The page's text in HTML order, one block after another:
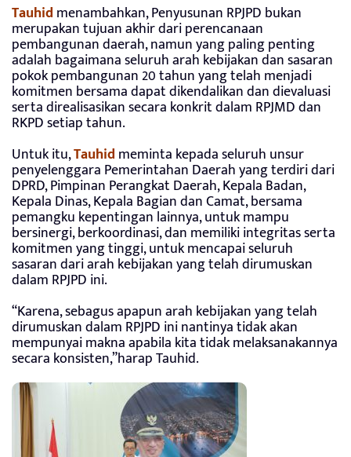
Tauhid menambahkan, Penyusunan RPJPD bukan
merupakan tujuan akhir dari perencanaan
pembangunan daerah, namun yang paling penting
adalah bagaimana seluruh arah kebijakan dan sasaran
pokok pembangunan 20 tahun yang telah menjadi
komitmen bersama dapat dikendalikan dan dievaluasi
serta direalisasikan secara konkrit dalam RPJMD dan
RKPD setiap tahun.
Untuk itu,Tauhid meminta kepada seluruh unsur
penyelenggara Pemerintahan Daerah yang terdiri dari
DPRD, Pimpinan Perangkat Daerah, Kepala Badan,
Kepala Dinas, Kepala Bagian dan Camat, bersama
pemangku kepentingan lainnya, untuk mampu
bersinergi, berkoordinasi, dan memiliki integritas serta
komitmen yang tinggi, untuk mencapai seluruh
sasaran dari arah kebijakan yang telah dirumuskan
dalam RPJPD ini.
“Karena, sebagus apapun arah kebijakan yang telah
dirumuskan dalam RPJPD ini nantinya tidak akan
mempunyai makna apabila kita tidak melaksanakannya
secara konsisten,”harap Tauhid.